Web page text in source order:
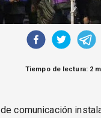
Tiempo de lectura: 2
comunicación